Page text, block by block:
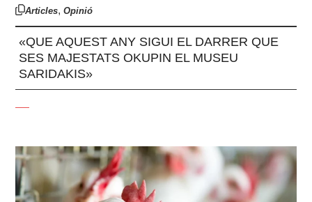
Articles,Opinió
«QUE AQUEST ANY SIGUI EL DARRER QUE
SES MAJESTATS OKUPIN EL MUSEU
SARIDAKIS»